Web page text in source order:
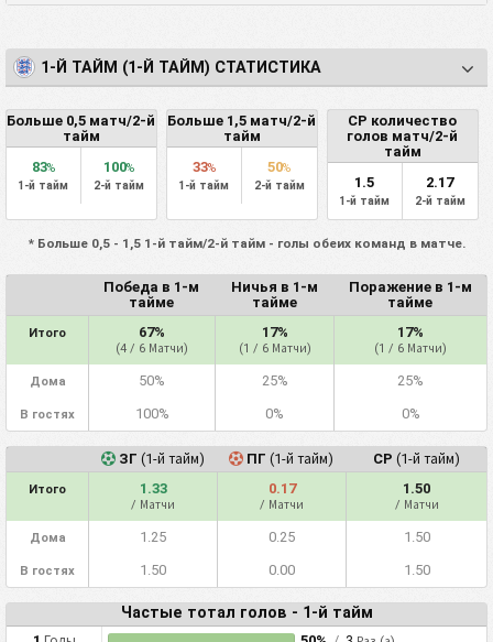
1-Й ТАЙМ (1-Й ТАЙМ) СТАТИСТИКА
Больше 0,5 матч/2-й
тайм
83%
1-й тайм
100%
2-й тайм
Больше 1,5 матч/2-й
тайм
33%
1-й тайм
50%
2-й тайм
СР количество
голов матч/2-й
тайм
1.5
1-й тайм
2.17
2-й тайм
* Больше 0,5 - 1,5 1-й тайм/2-й тайм - голы обеих команд в матче.
Победа в 1-м
тайме
Ничья в 1-м
тайме
Поражение в 1-м
тайме
Итого 67%
(4 / 6 Матчи)
17%
(1 / 6 Матчи)
17%
(1 / 6 Матчи)
Дома 50% 25% 25%
В гостях 100% 0% 0%
ЗГ (1-й тайм) ПГ (1-й тайм) СР (1-й тайм)
Итого 1.33
/ Матчи
0.17
/ Матчи
1.50
/ Матчи
Дома 1.25 0.25 1.50
В гостях 1.50 0.00 1.50
Частые тотал голов - 1-й тайм